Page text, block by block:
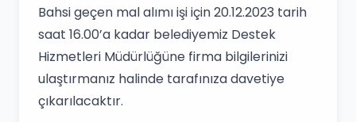
Bahsi geçen mal alımı işi için 20.12.2023 tarih
saat 16.00’a kadar belediyemiz Destek
Hizmetleri Müdürlüğüne firma bilgilerinizi
ulaştırmanız halinde tarafınıza davetiye
çıkarılacaktır.